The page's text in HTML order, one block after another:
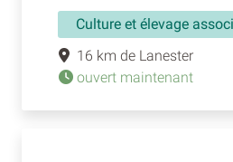
Culture et élevage
16 km de Lanester
ouvert maintenant